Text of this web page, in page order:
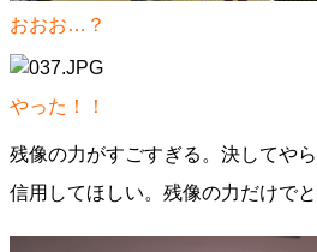
おおお…？
やった！！
残像の力がすごすぎる。決してや
信用してほしい。残像の力だけで